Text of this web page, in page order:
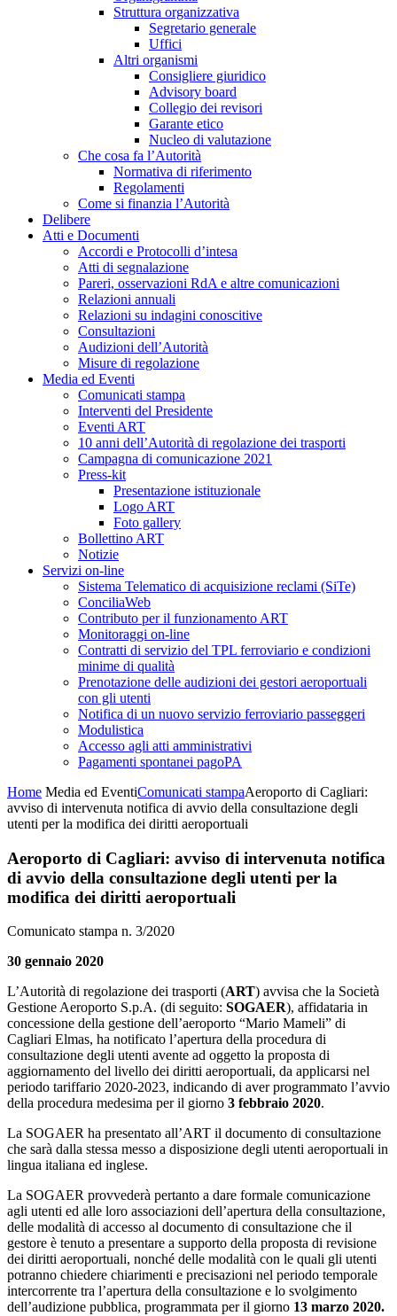
Struttura organizzativa
Segretario generale
Uffici
Altri organismi
Consigliere giuridico
Advisory board
Collegio dei revisori
Garante etico
Nucleo di valutazione
Che cosa fa l’Autorità
Normativa di riferimento
Regolamenti
Come si finanzia l’Autorità
Delibere
Atti e Documenti
Accordi e Protocolli d’intesa
Atti di segnalazione
Pareri, osservazioni RdA e altre comunicazioni
Relazioni annuali
Relazioni su indagini conoscitive
Consultazioni
Audizioni dell’Autorità
Misure di regolazione
Media ed Eventi
Comunicati stampa
Interventi del Presidente
Eventi ART
10 anni dell’Autorità di regolazione dei trasporti
Campagna di comunicazione 2021
Press-kit
Presentazione istituzionale
Logo ART
Foto gallery
Bollettino ART
Notizie
Servizi on-line
Sistema Telematico di acquisizione reclami (SiTe)
ConciliaWeb
Contributo per il funzionamento ART
Monitoraggi on-line
Contratti di servizio del TPL ferroviario e condizioni
minime di qualità
Prenotazione delle audizioni dei gestori aeroportuali
con gli utenti
Notifica di un nuovo servizio ferroviario passeggeri
Modulistica
Accesso agli atti amministrativi
Pagamenti spontanei pagoPA
Home Media ed EventiComunicati stampaAeroporto di Cagliari:
avviso di intervenuta notifica di avvio della consultazione degli
utenti per la modifica dei diritti aeroportuali
Aeroporto di Cagliari: avviso di intervenuta notifica
di avvio della consultazione degli utenti per la
modifica dei diritti aeroportuali
Comunicato stampa n. 3/2020
30 gennaio 2020
L’Autorità di regolazione dei trasporti (ART) avvisa che la Società
Gestione Aeroporto S.p.A. (di seguito: SOGAER), affidataria in
concessione della gestione dell’aeroporto “Mario Mameli” di
Cagliari Elmas, ha notificato l’apertura della procedura di
consultazione degli utenti avente ad oggetto la proposta di
aggiornamento del livello dei diritti aeroportuali, da applicarsi nel
periodo tariffario 2020-2023, indicando di aver programmato l’avvio
della procedura medesima per il giorno 3 febbraio 2020.
La SOGAER ha presentato all’ART il documento di consultazione
che sarà dalla stessa messo a disposizione degli utenti aeroportuali in
lingua italiana ed inglese.
La SOGAER provvederà pertanto a dare formale comunicazione
agli utenti ed alle loro associazioni dell’apertura della consultazione,
delle modalità di accesso al documento di consultazione che il
gestore è tenuto a presentare a supporto della proposta di revisione
dei diritti aeroportuali, nonché delle modalità con le quali gli utenti
potranno chiedere chiarimenti e precisazioni nel periodo temporale
intercorrente tra l’apertura della consultazione e lo svolgimento
dell’audizione pubblica, programmata per il giorno 13 marzo 2020.